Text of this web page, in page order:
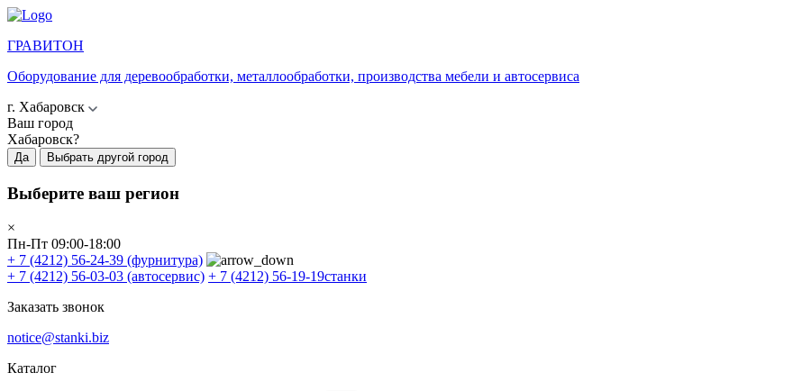
ГРАВИТОН
Оборудование для деревообработки, металлообработки, производства мебели и автосервиса
г. Хабаровск
Ваш город
Хабаровск?
Да Выбрать другой город
Выберите ваш регион
×
Пн-Пт 09:00-18:00
+ 7 (4212) 56-24-39 (фурнитура)
+ 7 (4212) 56-03-03 (автосервис) + 7 (4212) 56-19-19станки
Заказать звонок
notice@stanki.biz
Каталог